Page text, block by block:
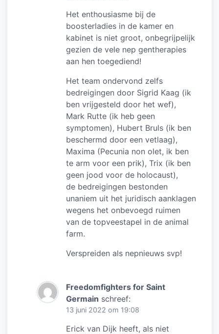
Het enthousiasme bij de
boosterladies in de kamer en
kabinet is niet groot, onbegrijpelijk
gezien de vele nep gentherapies
aan hen toegediend!
Het team ondervond zelfs
bedreigingen door Sigrid Kaag (ik
ben vrijgesteld door het wef),
Mark Rutte (ik heb geen
symptomen), Hubert Bruls (ik ben
beschermd door een vetlaag),
Maxima (Pecunia non olet, ik ben
te arm voor een prik), Trix (ik ben
geen jood voor de holocaust),
de bedreigingen bestonden
unaniem uit het juridisch aanklagen
wegens het onbevoegd ruimen
van de topveestapel in de animal
farm.
Verspreiden als nepnieuws svp!
Freedomfighters for Saint
Germain schreef:
13 juni 2022 om 19:08
Erick van Dijk heeft, als niet